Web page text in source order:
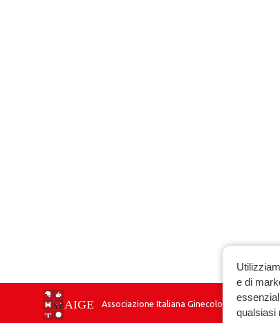
Associazione Italiana Ginecologia
e di
qualsiasi